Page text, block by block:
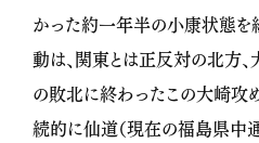
かった約一年半の小康状態
動は、関東とは正反対の北方
の敗北に終わったこの大崎攻
続的に仙道（現在の福島県中